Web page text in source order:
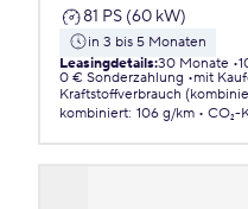
81 PS (60 kW)
in 3 bis 5 Monaten
Leasingdetails:30 Monate
0 € Sonderzahlung
mit
Kraftstoffverbrauch
kombiniert: 106 g/km CO₂-